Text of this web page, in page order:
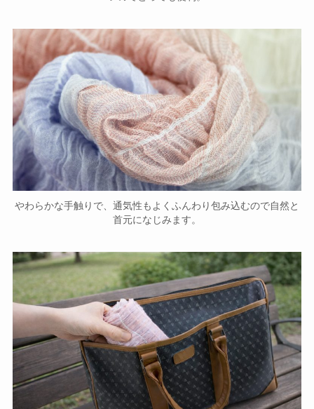
やわらかな手触りで、通気性もよくふんわり包み込むので自然と
首元になじみます。